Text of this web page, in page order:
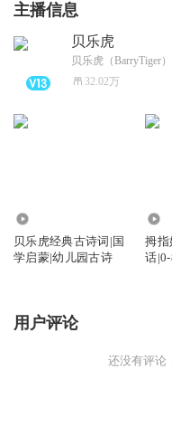
主播信息
贝乐虎
32.02万
贝乐虎经典古诗词|国
学启蒙|幼儿园古诗
拇指
话
用户评论
还没有评论